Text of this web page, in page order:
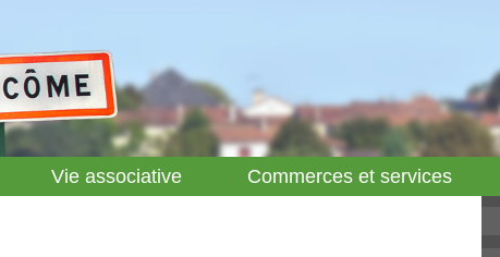
Vie associative Commerces et services